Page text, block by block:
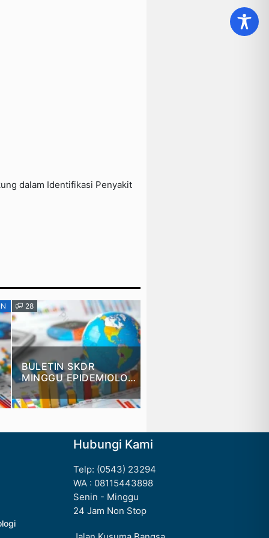
dalam Identifikasi Penyakit
28
BULETIN SKDR
MINGGU EPIDEMIOLOG
KE 50-2025
Hubungi Kami
Telp: (0543) 23294
WA : 08115443898
Senin - Minggu
24 Jam Non Stop